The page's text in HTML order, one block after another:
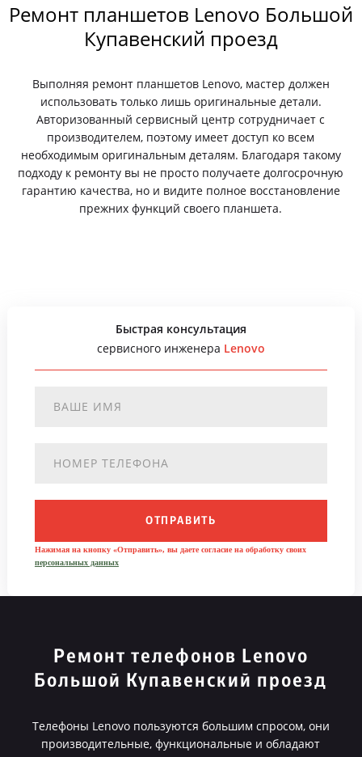
Ремонт планшетов Lenovo Большой
Купавенский проезд
Выполняя ремонт планшетов Lenovo, мастер должен
использовать только лишь оригинальные детали.
Авторизованный сервисный центр сотрудничает с
производителем, поэтому имеет доступ ко всем
необходимым оригинальным деталям. Благодаря такому
подходу к ремонту вы не просто получаете долгосрочную
гарантию качества, но и видите полное восстановление
прежних функций своего планшета.
Быстрая консультация
сервисного инженера Lenovo
ОТПРАВИТЬ
Нажимая на кнопку «Отправить», вы даете согласие на обработку своих
персональных данных
Ремонт телефонов Lenovo
Большой Купавенский проезд
Телефоны Lenovo пользуются большим спросом, они
производительные, функциональные и обладают